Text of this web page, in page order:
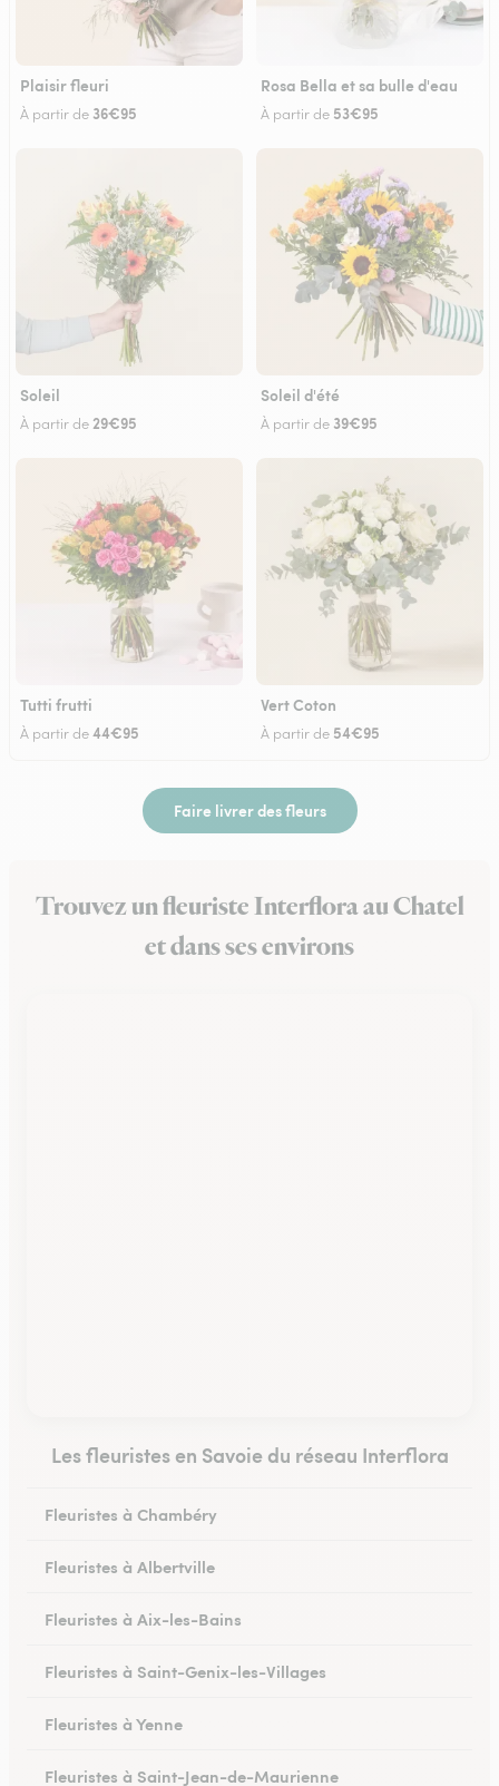
Plaisir fleuri
À partir de 36€95
Rosa Bella et sa bulle d'eau
À partir de 53€95
Soleil
À partir de29€95
Soleil d'été
À partir de 39€95
Tutti frutti
À partir de44€95
Vert Coton
À partir de 54€95
Faire livrer des fleurs
Trouvez un fleuriste Interflora au Chatel
et dans ses environs
Les fleuristes en Savoie du réseau Interflora
Fleuristes à Chambéry
Fleuristes à Albertville
Fleuristes à Aix-les-Bains
Fleuristes à Saint-Genix-les-Villages
Fleuristes à Yenne
Fleuristes à Saint-Jean-de-Maurienne